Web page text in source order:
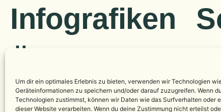
Um dir ein optimales Erlebnis zu bieten, verwenden wir Technologien
Geräteinformationen zu speichern und/oder darauf zuzugreifen. Wenn
Technologien zustimmst, können wir Daten wie das Surfverhalten oder
dieser Website verarbeiten. Wenn du deine Zustimmung nicht erteilst
Infografiken
Impressum